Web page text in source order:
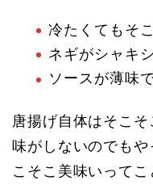
冷たくてもそ
ネギがシャキ
ソースが薄味
唐揚げ自体はそこ
味がしないのでも
こそこ美味いってこ